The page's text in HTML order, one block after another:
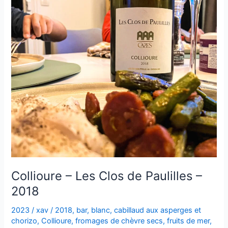
Collioure – Les Clos de Paulilles –
2018
2023 /xav/ 2018, bar, blanc,cabillaud aux asperges et
chorizo,Collioure,fromages de chèvre secs,fruits de mer,